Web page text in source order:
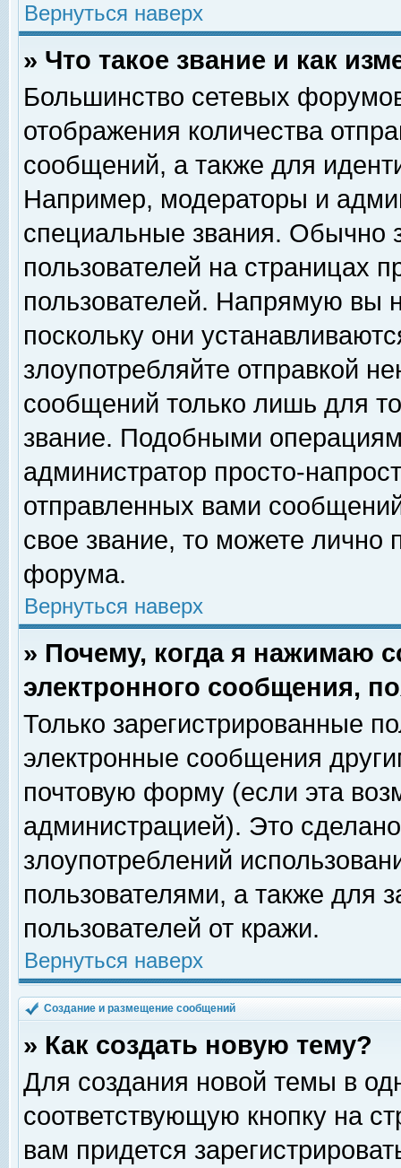
Вернуться наверх
» Что такое звание и как
Большинство сетевых
отображения количества
сообщений, а также для
Например, модераторы и
специальные звания. Обычно
пользователей на страницах
пользователей. Напрямую вы
поскольку они
злоупотребляйте отправкой
сообщений только лишь для
звание. Подобными
администратор просто-
отправленных вами
свое звание, то можете лично
форума.
Вернуться наверх
» Почему, когда я нажимаю
электронного сообщения,
Только зарегистрированные
электронные сообщения
почтовую форму (если эта
администрацией). Это
злоупотреблений
пользователями, а также для
пользователей от кражи.
Вернуться наверх
Создание и размещение сообщений
» Как создать новую тему?
Для создания новой темы в
соответствующую кнопку на
вам придется